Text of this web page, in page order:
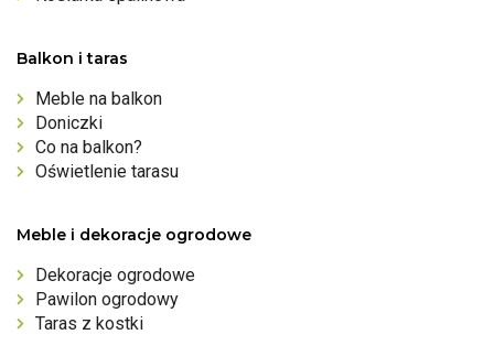
Balkon i taras
Meble na balkon
Doniczki
Co na balkon?
Oświetlenie tarasu
Meble i dekoracje ogrodowe
Dekoracje ogrodowe
Pawilon ogrodowy
Taras z kostki